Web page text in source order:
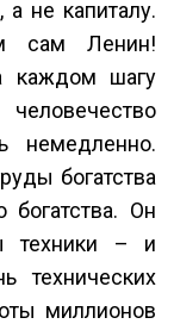
не капиталу.
сам Ленин!
каждом шагу
немедленно.
богатства
Он
техники – и
технических
миллионов